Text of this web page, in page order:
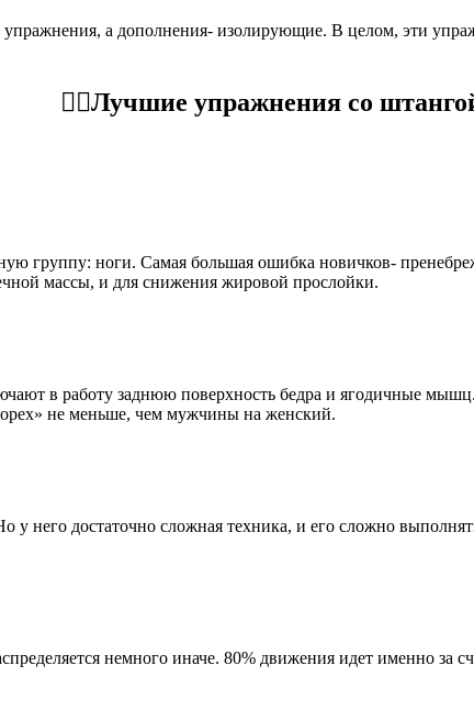
а дополнения- изолирующие. В целом, эти
🏋️‍♂️Лучшие упражнения со
группу: ноги. Самая большая ошибка новичков-
массы, и для снижения жировой прослойки.
в работу заднюю поверхность бедра и ягодичные
не меньше, чем мужчины на женский.
него достаточно сложная техника, и его сложно
немного иначе. 80% движения идет именно за